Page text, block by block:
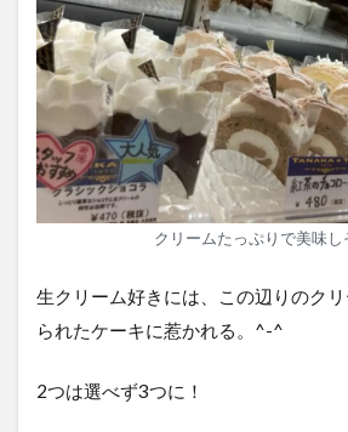
クリームたっぷりで美味し
生クリーム好きには、この辺りのク
られたケーキに惹かれる。^-^
2つは選べず3つに！